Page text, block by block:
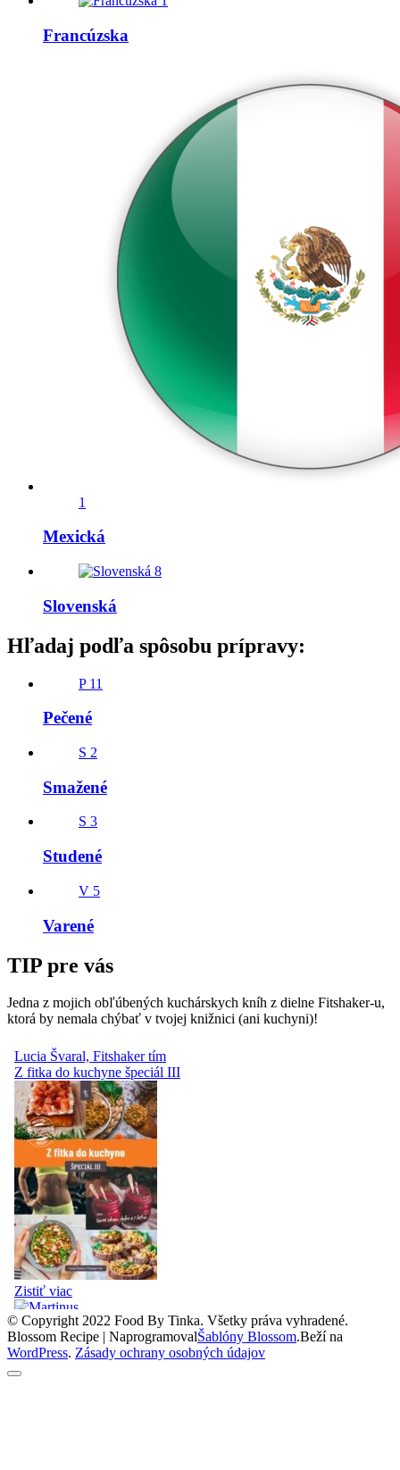
Francúzska
1
Mexická
8
Slovenská
Hľadaj podľa spôsobu prípravy:
P 11
Pečené
S 2
Smažené
S 3
Studené
V 5
Varené
TIP pre vás
Jedna z mojich obľúbených kuchárskych kníh z dielne Fitshaker-u,
ktorá by nemala chýbať v tvojej knižnici (ani kuchyni)!
© Copyright 2022 Food By Tinka. Všetky práva vyhradené.
Blossom Recipe | NaprogramovalŠablóny Blossom.Beží na
WordPress. Zásady ochrany osobných údajov